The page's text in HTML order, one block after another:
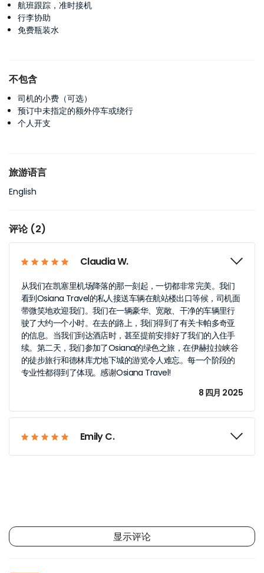
航班跟踪，准时接机
行李协助
免费瓶装水
不包含
司机的小费（可选）
预订中未指定的额外停车或绕行
个人开支
旅游语言
English
评论 (2)
Claudia W.
从我们在凯塞里机场降落的那一刻起，一切都非常完美。我们
看到Osiana Travel的私人接送车辆在航站楼出口等候，司机面
带微笑地欢迎我们。我们在一辆豪华、宽敞、干净的车辆里行
驶了大约一个小时。在去的路上，我们得到了有关卡帕多奇亚
的信息。当我们到达酒店时，甚至提前安排好了我们的入住手
续。第二天，我们参加了Osiana的绿色之旅，在伊赫拉拉峡谷
的徒步旅行和德林库尤地下城的游览令人难忘。每一个阶段的
专业性都得到了体现。感谢Osiana Travel!
8 四月 2025
Emily C.
显示评论